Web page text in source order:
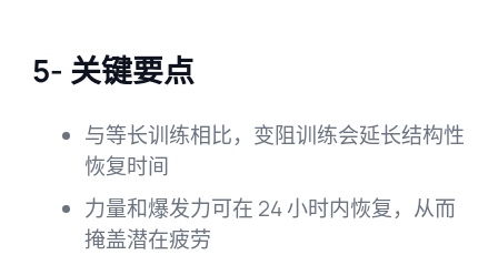
5- 关键要点
与等长训练相比，变阻训练会延长结构性
恢复时间
力量和爆发力可在 24 小时内恢复，从而
掩盖潜在疲劳